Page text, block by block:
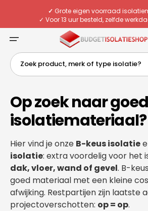
✓ Grote eigen voorraad
✓ Voor 13 uur besteld, zelfde
✓ Eigen chauffeurs & flexibele
Deskundig advies van echte
Zoek product, merk of type isolatie?
Op zoek naar
isolatiemateriaal?
Hier vind je onze B-keus isolatie
isolatie: extra voordelig voor het
dak, vloer, wand of gevel. B-
goed materiaal met een kleine
afwijking. Restpartijen zijn laatste
projectoverschotten: op = op.